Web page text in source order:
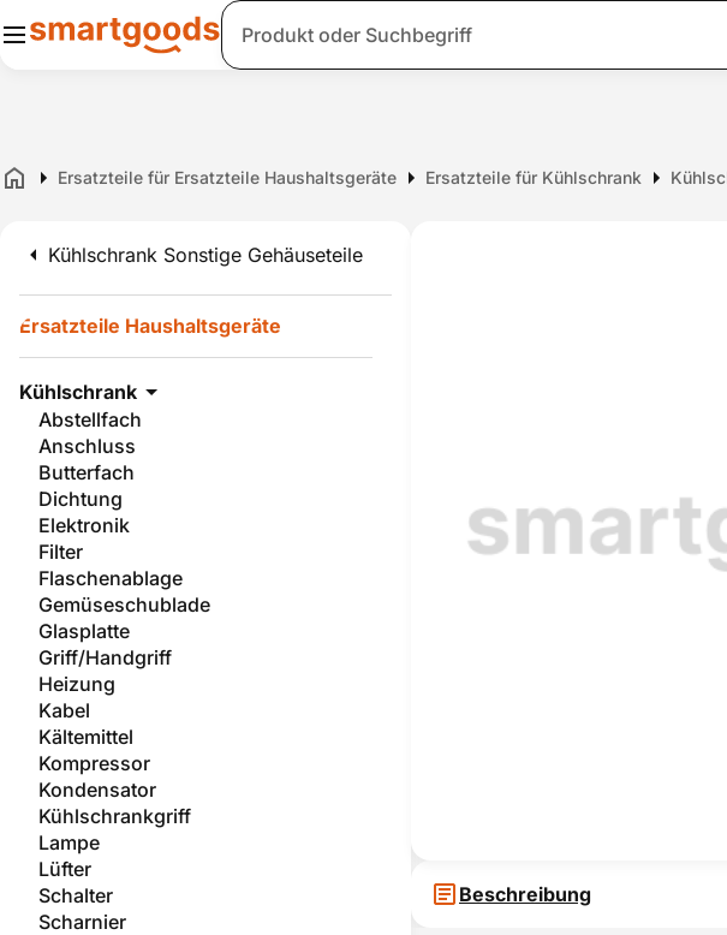
Suche
Home Ersatzteile für Ersatzteile Haushaltsgeräte Ersatzteile für Kühlschrank
Kühlschrank Sonstige Gehäuseteile
Ersatzteile Haushaltsgeräte
Kühlschrank
Abstellfach
Anschluss
Butterfach
Dichtung
Elektronik
Filter
Flaschenablage
Gemüseschublade
Glasplatte
Griff/Handgriff
Heizung
Kabel
Kältemittel
Kompressor
Kondensator
Kühlschrankgriff
Lampe
Lüfter
Schalter
Scharnier
Beschreibung